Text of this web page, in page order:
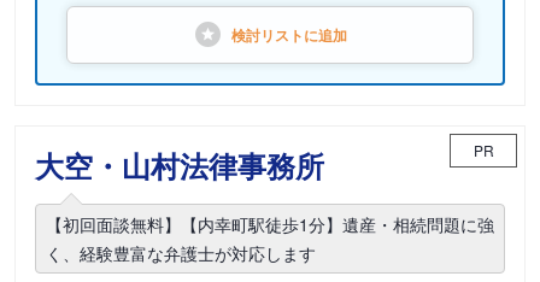
検討リストに追加
大空・山村法律事務所 PR
【初回面談無料】【内幸町駅徒歩1分】遺産・相続問題に強
く、経験豊富な弁護士が対応します